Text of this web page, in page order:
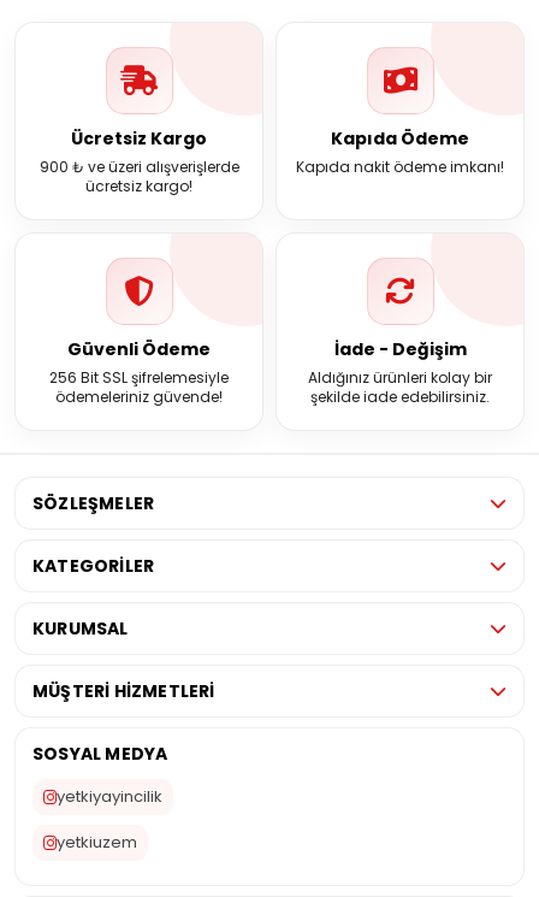
Ücretsiz Kargo
900 ₺ ve üzeri alışverişlerde
ücretsiz kargo!
Kapıda Ödeme
Kapıda nakit ödeme imkanı!
Güvenli Ödeme
256 Bit SSL şifrelemesiyle
ödemeleriniz güvende!
İade - Değişim
Aldığınız ürünleri kolay bir
şekilde iade edebilirsiniz.
SÖZLEŞMELER
KATEGORİLER
KURUMSAL
MÜŞTERİ HİZMETLERİ
SOSYAL MEDYA
yetkiyayincilik
yetkiuzem